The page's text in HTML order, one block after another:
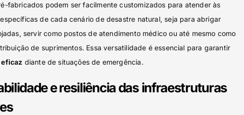
fabricados podem ser facilmente customizados para atender às
de cada cenário de desastre natural, seja para abrigar
servir como postos de atendimento médico ou até mesmo como
de suprimentos. Essa versatilidade é essencial para garantir
diante de situações de emergência.
e resiliência das infraestruturas